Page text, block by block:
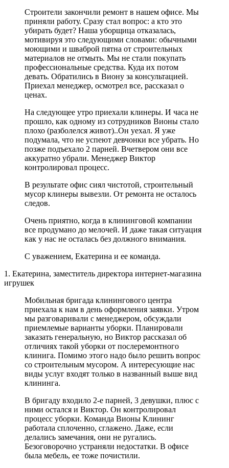
Строители закончили ремонт в нашем офисе. Мы
приняли работу. Сразу стал вопрос: а кто это
убирать будет? Наша уборщица отказалась,
мотивируя это следующими словами: обычными
моющими и шваброй пятна от строительных
материалов не отмыть. Мы не стали покупать
профессиональные средства. Куда их потом
девать. Обратились в Виону за консультацией.
Приехал менеджер, осмотрел все, рассказал о
ценах.
На следующее утро приехали клинеры. И часа не
прошло, как одному из сотрудников Вионы стало
плохо (разболелся живот)..Он уехал. Я уже
подумала, что не успеют девчонки все убрать. Но
позже подъехало 2 парней. Вчетвером они все
аккуратно убрали. Менеджер Виктор
контролировал процесс.
В результате офис сиял чистотой, строительный
мусор клинеры вывезли. От ремонта не осталось
следов.
Очень приятно, когда в клининговой компании
все продумано до мелочей. И даже такая ситуация
как у нас не осталась без должного внимания.
С уважением, Екатерина и ее команда.
1. Екатерина, заместитель директора интернет-магазина
игрушек
Мобильная бригада клинингового центра
приехала к нам в день оформления заявки. Утром
мы разговаривали с менеджером, обсуждали
приемлемые варианты уборки. Планировали
заказать генеральную, но Виктор рассказал об
отличиях такой уборки от послеремонтного
клинига. Помимо этого надо было решить вопрос
со строительным мусором. А интересующие нас
виды услуг входят только в названный выше вид
клининга.
В бригаду входило 2-е парней, 3 девушки, плюс с
ними остался и Виктор. Он контролировал
процесс уборки. Команда Вионы Клининг
работала сплоченно, сглажено. Даже, если
делались замечания, они не ругались.
Безоговорочно устраняли недостатки. В офисе
была мебель, ее тоже почистили.